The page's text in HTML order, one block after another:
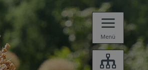
Menü